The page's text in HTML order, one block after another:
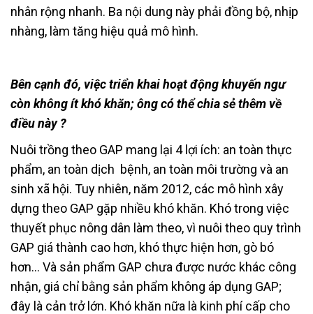
nhân rộng nhanh. Ba nội dung này phải đồng bộ, nhịp
nhàng, làm tăng hiệu quả mô hình.
Bên cạnh đó, việc triển khai hoạt động khuyến ngư
còn không ít khó khăn; ông có thể chia sẻ thêm về
điều này ?
Nuôi trồng theo GAP mang lại 4 lợi ích: an toàn thực
phẩm, an toàn dịch bệnh, an toàn môi trường và an
sinh xã hội. Tuy nhiên, năm 2012, các mô hình xây
dựng theo GAP gặp nhiều khó khăn. Khó trong việc
thuyết phục nông dân làm theo, vì nuôi theo quy trình
GAP giá thành cao hơn, khó thực hiện hơn, gò bó
hơn… Và sản phẩm GAP chưa được nước khác công
nhận, giá chỉ bằng sản phẩm không áp dụng GAP;
đây là cản trở lớn. Khó khăn nữa là kinh phí cấp cho